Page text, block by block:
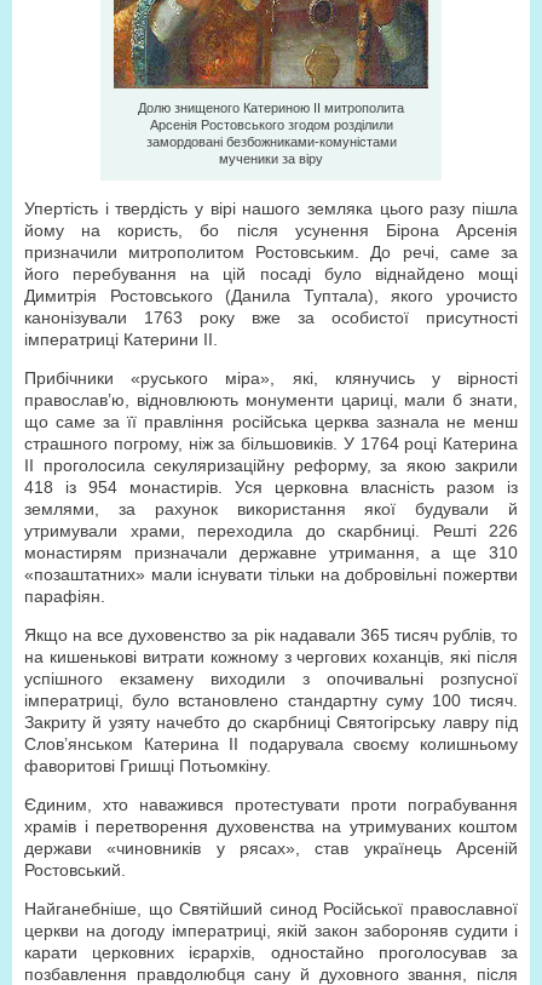
Долю знищеного Катериною ІІ митрополита
Арсенія Ростовського згодом розділили
замордовані безбожниками-комуністами
мученики за віру
Упертість і твердість у вірі нашого земляка цього разу пішла
йому на користь, бо після усунення Бірона Арсенія
призначили митрополитом Ростовським. До речі, саме за
його перебування на цій посаді було віднайдено мощі
Димитрія Ростовського (Данила Туптала), якого урочисто
канонізували 1763 року вже за особистої присутності
імператриці Катерини ІІ.
Прибічники «руського міра», які, клянучись у вірності
православ’ю, відновлюють монументи цариці, мали б знати,
що саме за її правління російська церква зазнала не менш
страшного погрому, ніж за більшовиків. У 1764 році Катерина
ІІ проголосила секуляризаційну реформу, за якою закрили
418 із 954 монастирів. Уся церковна власність разом із
землями, за рахунок використання якої будували й
утримували храми, переходила до скарбниці. Решті 226
монастирям призначали державне утримання, а ще 310
«позаштатних» мали існувати тільки на добровільні пожертви
парафіян.
Якщо на все духовенство за рік надавали 365 тисяч рублів, то
на кишенькові витрати кожному з чергових коханців, які після
успішного екзамену виходили з опочивальні розпусної
імператриці, було встановлено стандартну суму 100 тисяч.
Закриту й узяту начебто до скарбниці Святогірську лавру під
Слов’янськом Катерина ІІ подарувала своєму колишньому
фаворитові Гришці Потьомкіну.
Єдиним, хто наважився протестувати проти пограбування
храмів і перетворення духовенства на утримуваних коштом
держави «чиновників у рясах», став українець Арсеній
Ростовський.
Найганебніше, що Святійший синод Російської православної
церкви на догоду імператриці, якій закон забороняв судити і
карати церковних ієрархів, одностайно проголосував за
позбавлення правдолюбця сану й духовного звання, після